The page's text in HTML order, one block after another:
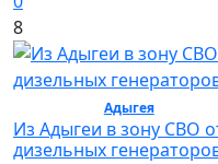
8
Адыгея/
Из Адыгеи в зону СВО
дизельных